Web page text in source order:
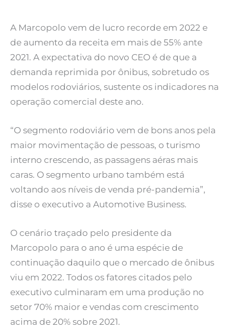
A Marcopolo vem de lucro recorde em 2022 e
de aumento da receita em mais de 55% ante
2021. A expectativa do novo CEO é de que a
demanda reprimida por ônibus, sobretudo os
modelos rodoviários, sustente os indicadores na
operação comercial deste ano.
“O segmento rodoviário vem de bons anos pela
maior movimentação de pessoas, o turismo
interno crescendo, as passagens aéras mais
caras. O segmento urbano também está
voltando aos níveis de venda pré-pandemia”,
disse o executivo a Automotive Business.
O cenário traçado pelo presidente da
Marcopolo para o ano é uma espécie de
continuação daquilo que o mercado de ônibus
viu em 2022. Todos os fatores citados pelo
executivo culminaram em uma produção no
setor 70% maior e vendas com crescimento
acima de 20% sobre 2021.